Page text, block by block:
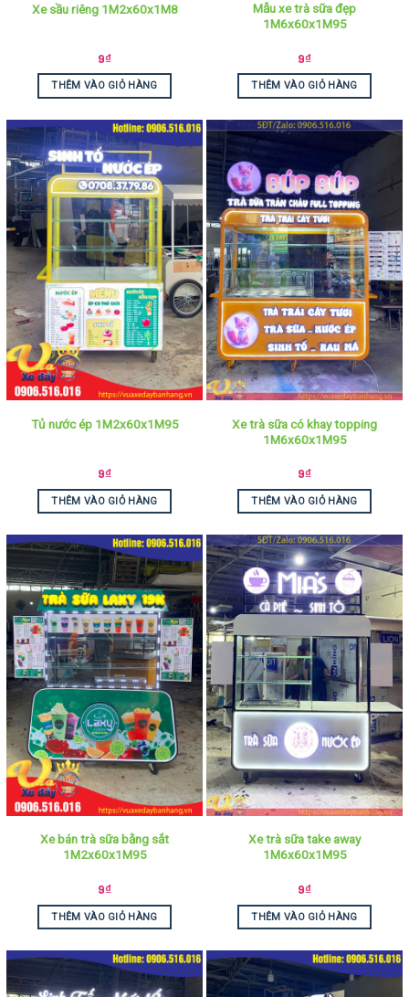
Xe sầu riêng 1M2x60x1M8
9₫
THÊM VÀO GIỎ HÀNG
Mẫu xe trà sữa đẹp
1M6x60x1M95
9₫
THÊM VÀO GIỎ HÀNG
Tủ nước ép 1M2x60x1M95
9₫
THÊM VÀO GIỎ HÀNG
Xe trà sữa có khay topping
1M6x60x1M95
9₫
THÊM VÀO GIỎ HÀNG
Xe bán trà sữa bằng sắt
1M2x60x1M95
9₫
THÊM VÀO GIỎ HÀNG
Xe trà sữa take away
1M6x60x1M95
9₫
THÊM VÀO GIỎ HÀNG